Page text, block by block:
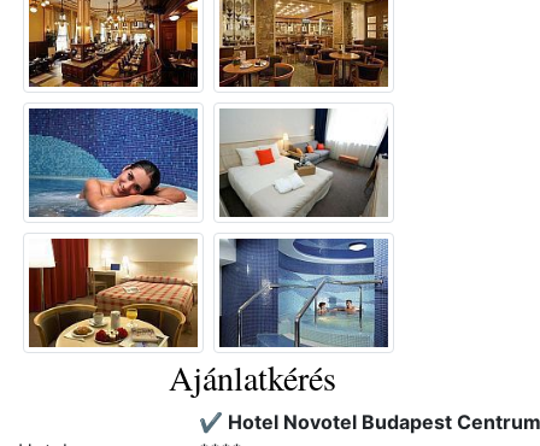
Ajánlatkérés
✔️ Hotel Novotel Budapest Centrum